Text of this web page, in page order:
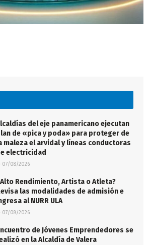
del eje panamericano ejecutan
de «pica y poda» para proteger de
maleza el arvidal y líneas conductoras
electricidad
07/08/2026
Rendimiento, Artista o Atleta?
las modalidades de admisión e
al NURR ULA
07/08/2026
de Jóvenes Emprendedores se
en la Alcaldía de Valera